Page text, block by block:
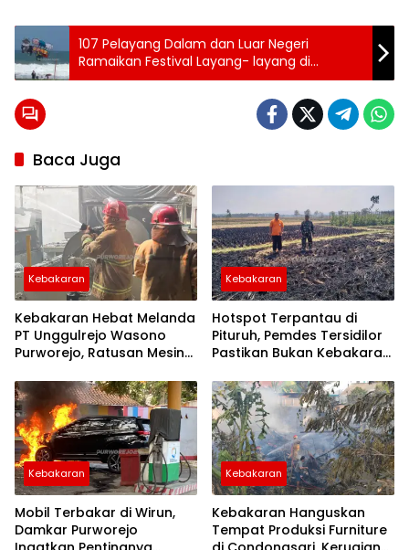
Tag:
24 jam
purworejo
berita
24
jam
berita
purworejo
berita
purworejo
hari ini
Berita
Purworejo
Terkini
berita
terkini
purworejo
Topik:
Kecamatan
107 Pelayang Dalam dan Luar Negeri
Ramaikan Festival Layang- layang di
Purworejo
Baca Juga
Kebakaran
Kebakaran Hebat Melanda
PT Unggulrejo Wasono
Purworejo, Ratusan Mesin
Kebakaran
Hotspot Terpantau di
Pituruh, Pemdes Tersidilor
Pastikan Bukan Kebakaran
Kebakaran
Mobil Terbakar di Wirun,
Damkar Purworejo
Kebakaran
Kebakaran Hanguskan
Tempat Produksi Furniture